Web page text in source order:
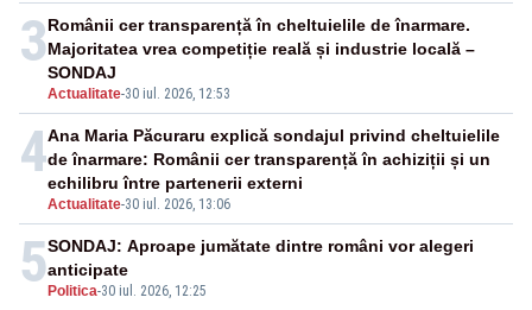
3
Actualitate-30 iul. 2026, 12:53
Românii cer transparență în cheltuielile de înarmare.
Majoritatea vrea competiție reală și industrie locală –
SONDAJ
4
Actualitate-30 iul. 2026, 13:06
Ana Maria Păcuraru explică sondajul privind cheltuielile
de înarmare: Românii cer transparență în achiziții și un
echilibru între partenerii externi
5 Politica-30 iul. 2026, 12:25
SONDAJ: Aproape jumătate dintre români vor alegeri
anticipate